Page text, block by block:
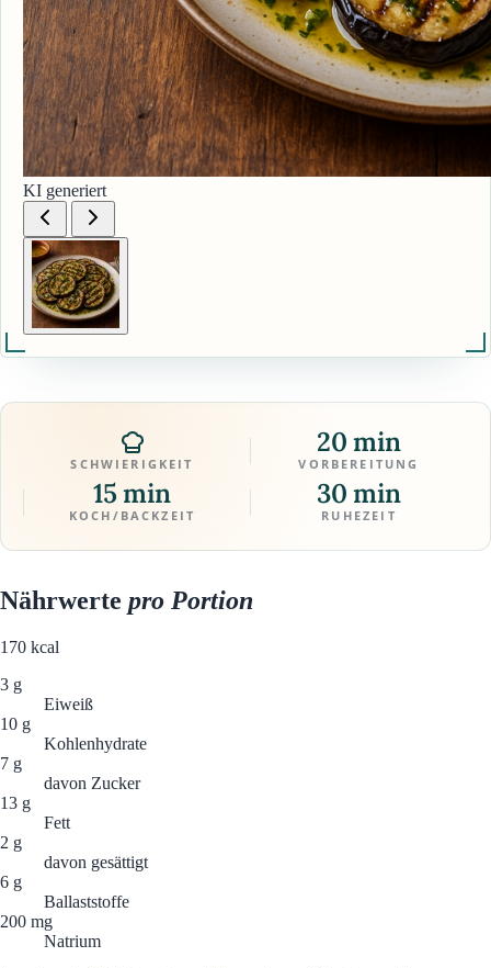
KI generiert
SCHWIERIGKEIT
20 min
VORBEREITUNG
15 min
KOCH/BACKZEIT
30 min
RUHEZEIT
Nährwerte pro Portion
170 kcal
3 g
Eiweiß
10 g
Kohlenhydrate
7 g
davon Zucker
13 g
Fett
2 g
davon gesättigt
6 g
Ballaststoffe
200 mg
Natrium